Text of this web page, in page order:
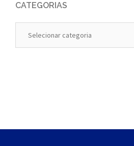
CATEGORIAS